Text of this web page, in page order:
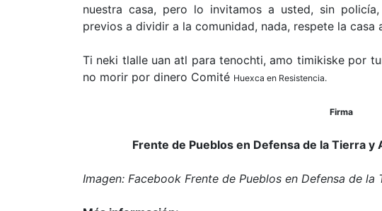
nuestra casa, pero lo invitamos a usted, sin
previos a dividir a la comunidad, nada, respete la
Ti neki tlalle uan atl para tenochti, amo timikiske por
no morir por dinero Comité Huexca en Resistencia.
Firma
Frente de Pueblos en Defensa de la Tierra y
Imagen: Facebook Frente de Pueblos en Defensa de